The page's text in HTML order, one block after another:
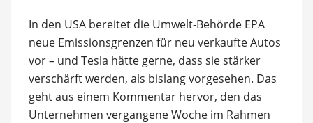
In den USA bereitet die Umwelt-Behörde EPA
neue Emissionsgrenzen für neu verkaufte Autos
vor – und Tesla hätte gerne, dass sie stärker
verschärft werden, als bislang vorgesehen. Das
geht aus einem Kommentar hervor, den das
Unternehmen vergangene Woche im Rahmen